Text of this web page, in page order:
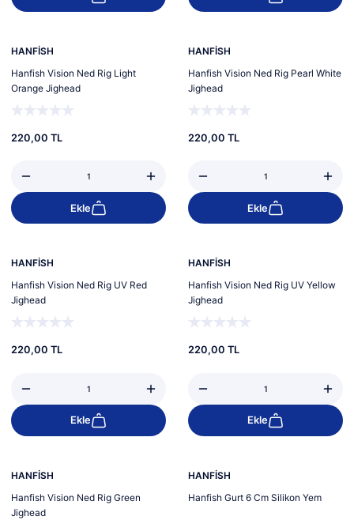
HANFİSH
Hanfish Vision Ned Rig Light
Orange Jighead
220,00 TL
Ekle
HANFİSH
Hanfish Vision Ned Rig Pearl White
Jighead
220,00 TL
Ekle
HANFİSH
Hanfish Vision Ned Rig UV Red
Jighead
220,00 TL
Ekle
HANFİSH
Hanfish Vision Ned Rig UV Yellow
Jighead
220,00 TL
Ekle
HANFİSH
Hanfish Vision Ned Rig Green
Jighead
HANFİSH
Hanfish Gurt 6 Cm Silikon Yem